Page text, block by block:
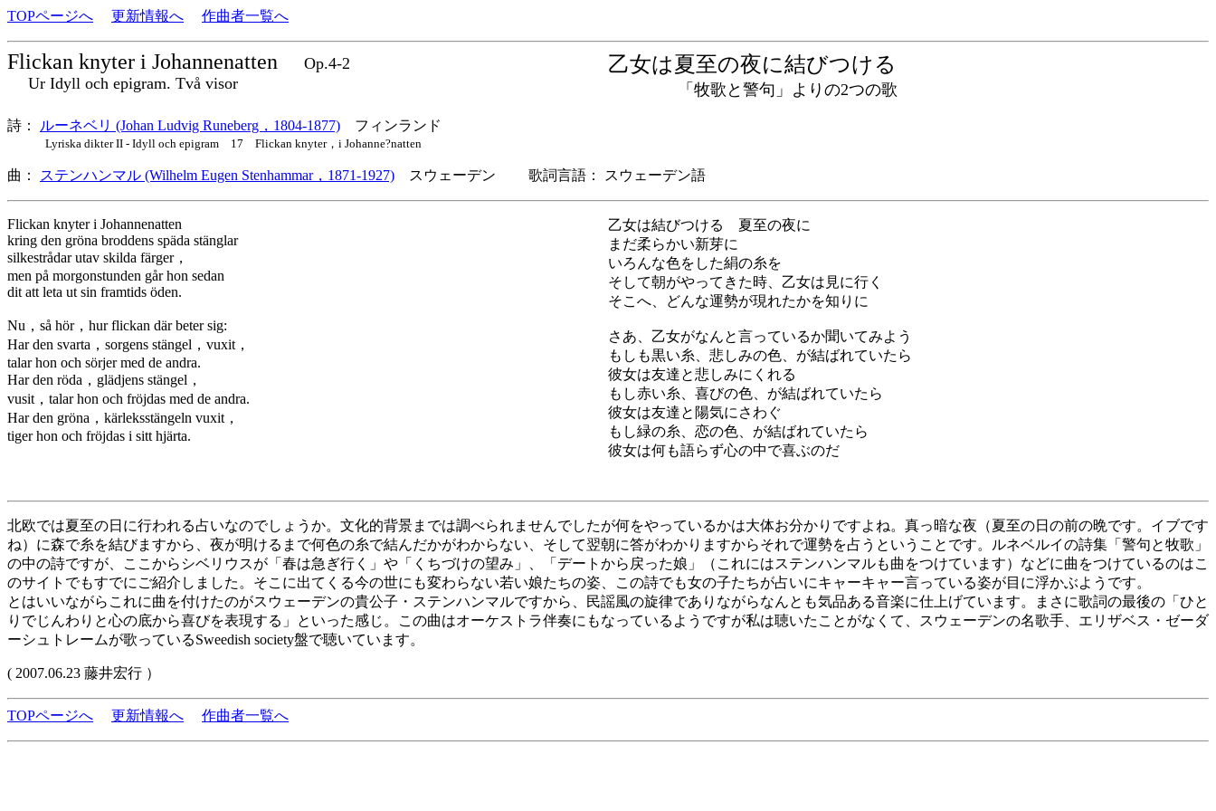
TOPページへ 更新情報へ 作曲者一覧へ
Flickan knyter i Johannenatten
Op.4-2
Ur Idyll och epigram. Två visor
乙女は夏至の夜に結びつける
「牧歌と警句」よりの2つの歌
詩： ルーネベリ (Johan Ludvig Runeberg，1804-1877) フィンランド
Lyriska dikter II - Idyll och epigram 17 Flickan knyter，i Johanne?natten
曲： ステンハンマル (Wilhelm Eugen Stenhammar，1871-1927) スウェーデン 歌詞言語： スウェーデン語
Flickan knyter i Johannenatten
kring den gröna broddens späda stänglar
silkestrådar utav skilda färger，
men på morgonstunden går hon sedan
dit att leta ut sin framtids öden.
Nu，så hör，hur flickan där beter sig:
Har den svarta，sorgens stängel，vuxit，
talar hon och sörjer med de andra.
Har den röda，glädjens stängel，
vusit，talar hon och fröjdas med de andra.
Har den gröna，kärleksstängeln vuxit，
tiger hon och fröjdas i sitt hjärta.
乙女は結びつける 夏至の夜に
まだ柔らかい新芽に
いろんな色をした絹の糸を
そして朝がやってきた時、乙女は見に行く
そこへ、どんな運勢が現れたかを知りに
さあ、乙女がなんと言っているか聞いてみよう
もしも黒い糸、悲しみの色、が結ばれていたら
彼女は友達と悲しみにくれる
もし赤い糸、喜びの色、が結ばれていたら
彼女は友達と陽気にさわぐ
もし緑の糸、恋の色、が結ばれていたら
彼女は何も語らず心の中で喜ぶのだ
北欧では夏至の日に行われる占いなのでしょうか。文化的背景までは調べられませんでしたが何をやっているかは大体お分かりですよね。真っ暗な夜（夏至の日の前の晩です。イブです
ね）に森で糸を結びますから、夜が明けるまで何色の糸で結んだかがわからない、そして翌朝に答がわかりますからそれで運勢を占うということです。ルネベルイの詩集「警句と牧歌」
の中の詩ですが、ここからシベリウスが「春は急ぎ行く」や「くちづけの望み」、「デートから戻った娘」（これにはステンハンマルも曲をつけています）などに曲をつけているのはこ
のサイトでもすでにご紹介しました。そこに出てくる今の世にも変わらない若い娘たちの姿、この詩でも女の子たちが占いにキャーキャー言っている姿が目に浮かぶようです。
とはいいながらこれに曲を付けたのがスウェーデンの貴公子・ステンハンマルですから、民謡風の旋律でありながらなんとも気品ある音楽に仕上げています。まさに歌詞の最後の「ひと
りでじんわりと心の底から喜びを表現する」といった感じ。この曲はオーケストラ伴奏にもなっているようですが私は聴いたことがなくて、スウェーデンの名歌手、エリザベス・ゼーダ
ーシュトレームが歌っているSweedish society盤で聴いています。
( 2007.06.23 藤井宏行 ）
TOPページへ 更新情報へ 作曲者一覧へ